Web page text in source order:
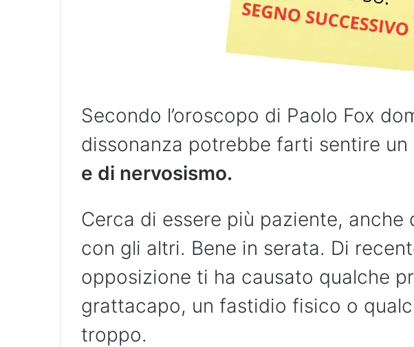
Secondo l’oroscopo di Paolo Fox
dissonanza potrebbe farti sentire un
e di nervosismo.
Cerca di essere più paziente, anche
con gli altri. Bene in serata. Di
opposizione ti ha causato qualche
grattacapo, un fastidio fisico o
troppo.